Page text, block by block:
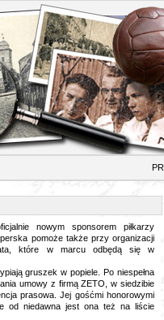
nowym sponsorem piłkarzy
pomoże także przy organizacji
które w marcu odbędą się w
gruszek w popiele. Po niespełna
umowy z firmą ZETO, w siedzibie
prasowa. Jej gośćmi honorowymi
od niedawna jest ona też na liście